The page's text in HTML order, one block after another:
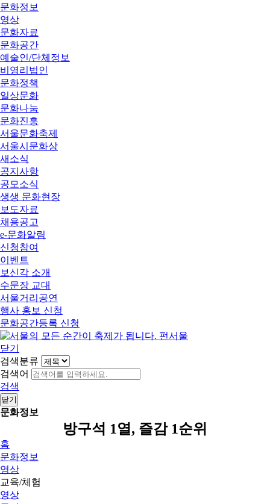
문화정보
영상
문화자료
문화공간
예술인/단체정보
비영리법인
문화정책
일상문화
문화나눔
문화진흥
서울문화축제
서울시문화상
새소식
공지사항
공모소식
생생 문화현장
보도자료
채용공고
e-문화알림
신청참여
이벤트
보신각 소개
수문장 교대
서울거리공연
행사 홍보 신청
문화공간등록 신청
닫기
검색분류
검색어
검색
닫기
문화정보
방구석 1열, 즐감 1순위
홈
문화정보
영상
교육/체험
영상